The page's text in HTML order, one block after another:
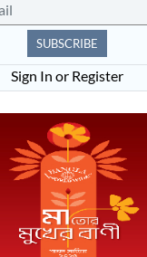
SUBSCRIBE
Sign In or Register